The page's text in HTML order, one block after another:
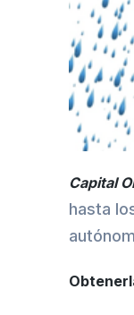
Capital
hasta